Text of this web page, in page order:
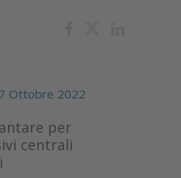
Ottobre 2022
per
centrali